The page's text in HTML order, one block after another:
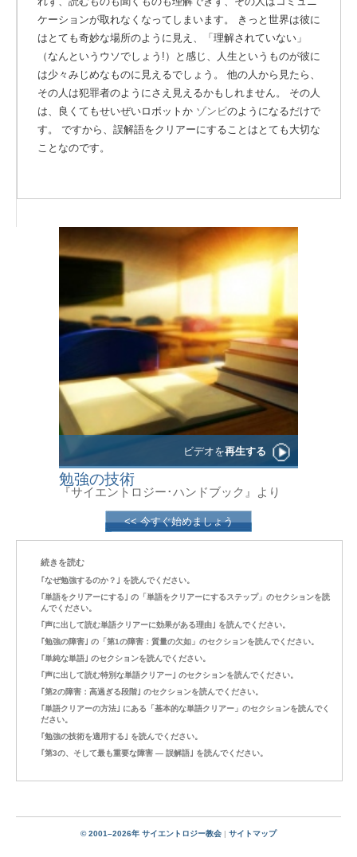
ビデオを再生する
勉強の技術
『サイエントロジー･ハンドブック』より
<< 今すぐ始めましょう
ケーションが取れなくなってしまいます。 きっと世界は彼に
はとても奇妙な場所のように見え、「理解されていない」
（なんというウソでしょう!）と感じ、人生というものが彼に
は少々みじめなものに見えるでしょう。 他の人から見たら、
その人は犯罪者のようにさえ見えるかもしれません。 その人
は、良くてもせいぜいロボットか ゾンビのようになるだけで
す。 ですから、誤解語をクリアーにすることはとても大切な
ことなのです。
続きを読む
｢なぜ勉強するのか？｣ を読んでください。
｢単語をクリアーにする｣ の「単語をクリアーにするステップ」のセクションを読
んでください。
｢声に出して読む単語クリアーに効果がある理由｣ を読んでください。
｢勉強の障害｣ の「第1の障害：質量の欠如」のセクションを読んでください。
｢単純な単語｣ のセクションを読んでください。
｢声に出して読む特別な単語クリアー｣ のセクションを読んでください。
｢第2の障害：高過ぎる段階｣ のセクションを読んでください。
｢単語クリアーの方法｣ にある「基本的な単語クリアー」のセクションを読んでく
ださい。
｢勉強の技術を適用する｣ を読んでください。
｢第3の、そして最も重要な障害 ― 誤解語｣ を読んでください。
© 2001–2026年 サイエントロジー教会 | サイトマップ